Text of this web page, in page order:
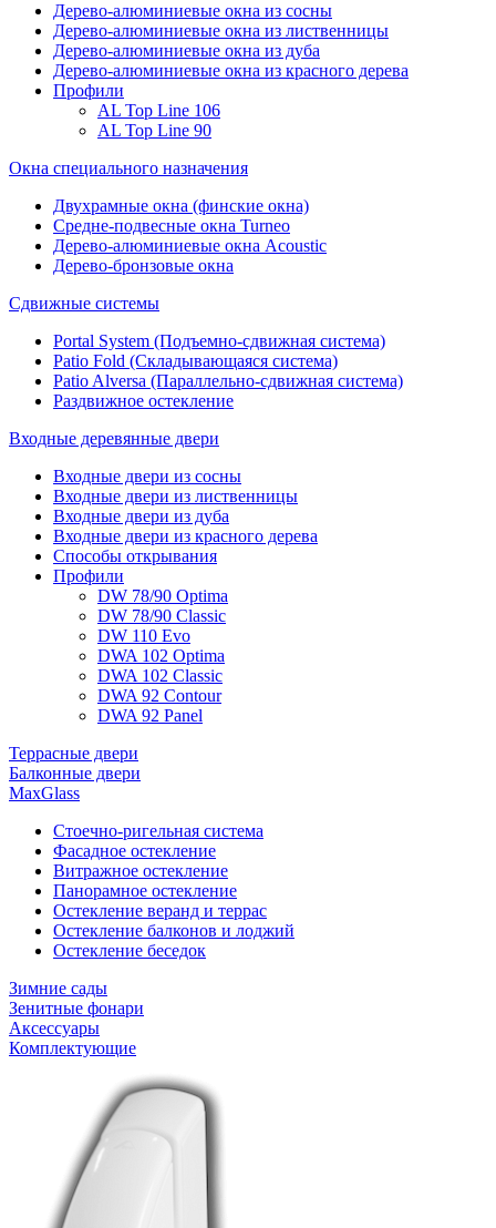
Дерево-алюминиевые окна из сосны
Дерево-алюминиевые окна из лиственницы
Дерево-алюминиевые окна из дуба
Дерево-алюминиевые окна из красного дерева
Профили
AL Top Line 106
AL Top Line 90
Окна специального назначения
Двухрамные окна (финские окна)
Средне-подвесные окна Turneo
Дерево-алюминиевые окна Acoustic
Дерево-бронзовые окна
Сдвижные системы
Portal System (Подъемно-сдвижная система)
Patio Fold (Складывающаяся система)
Patio Alversa (Параллельно-сдвижная система)
Раздвижное остекление
Входные деревянные двери
Входные двери из сосны
Входные двери из лиственницы
Входные двери из дуба
Входные двери из красного дерева
Способы открывания
Профили
DW 78/90 Optima
DW 78/90 Classic
DW 110 Evo
DWA 102 Optima
DWA 102 Classic
DWA 92 Contour
DWA 92 Panel
Террасные двери
Балконные двери
MaxGlass
Стоечно-ригельная система
Фасадное остекление
Витражное остекление
Панорамное остекление
Остекление веранд и террас
Остекление балконов и лоджий
Остекление беседок
Зимние сады
Зенитные фонари
Аксессуары
Комплектующие